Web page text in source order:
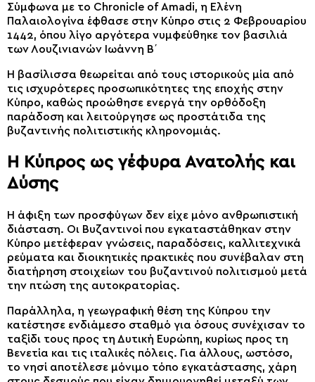
Σύμφωνα με το Chronicle of Amadi, η Ελένη
Παλαιολογίνα έφθασε στην Κύπρο στις 2 Φεβρουαρίου
1442, όπου λίγο αργότερα νυμφεύθηκε τον βασιλιά
των Λουζινιανών Ιωάννη Β΄
Η βασίλισσα θεωρείται από τους ιστορικούς μία από
τις ισχυρότερες προσωπικότητες της εποχής στην
Κύπρο, καθώς προώθησε ενεργά την ορθόδοξη
παράδοση και λειτούργησε ως προστάτιδα της
βυζαντινής πολιτιστικής κληρονομιάς.
Η Κύπρος ως γέφυρα Ανατολής και
Δύσης
Η άφιξη των προσφύγων δεν είχε μόνο ανθρωπιστική
διάσταση. Οι Βυζαντινοί που εγκαταστάθηκαν στην
Κύπρο μετέφεραν γνώσεις, παραδόσεις, καλλιτεχνικά
ρεύματα και διοικητικές πρακτικές που συνέβαλαν στη
διατήρηση στοιχείων του βυζαντινού πολιτισμού μετά
την πτώση της αυτοκρατορίας.
Παράλληλα, η γεωγραφική θέση της Κύπρου την
κατέστησε ενδιάμεσο σταθμό για όσους συνέχισαν το
ταξίδι τους προς τη Δυτική Ευρώπη, κυρίως προς τη
Βενετία και τις ιταλικές πόλεις. Για άλλους, ωστόσο,
το νησί αποτέλεσε μόνιμο τόπο εγκατάστασης, χάρη